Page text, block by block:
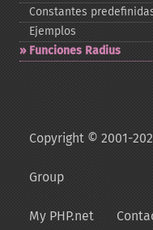
Constantes
Ejemplos
Funciones Radius
Copyright © 2001-
Group
My PHP.net